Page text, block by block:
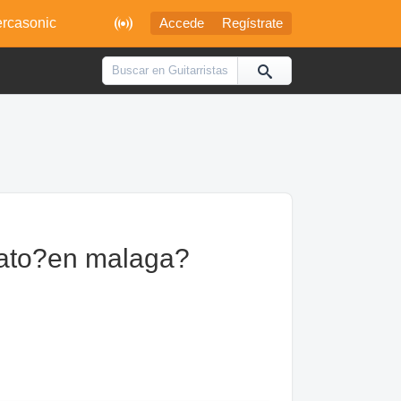
 Accede Regístrate
malaga?